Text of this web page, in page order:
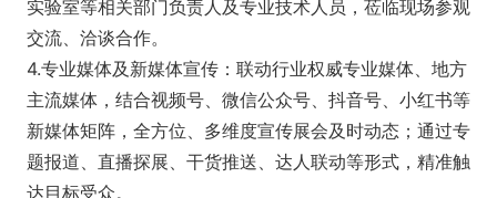
实验室等相关部门负责人及专业技术人员，莅临现场参观
交流、洽谈合作。
4.专业媒体及新媒体宣传：联动行业权威专业媒体、地方
主流媒体，结合视频号、微信公众号、抖音号、小红书等
新媒体矩阵，全方位、多维度宣传展会及时动态；通过专
题报道、直播探展、干货推送、达人联动等形式，精准触
达目标受众。